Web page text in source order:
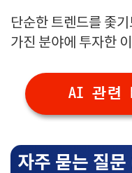
단순한 트렌드를 좇
가진 분야에 투자한
AI 관련
자주 묻는 질